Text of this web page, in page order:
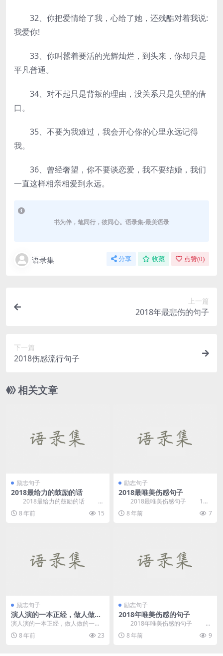
32、你把爱情给了我，心给了她，还残酷对着我说:
我爱你!
33、你叫嚣着要活的光辉灿烂，到头来，你却只是
平凡普通。
34、对不起只是背叛的理由，没关系只是失望的借
口。
35、不要为我难过，我会开心你的心里永远记得
我。
36、曾经奢望，你不要谈恋爱，我不要结婚，我们
一直这样相亲相爱到永远。
书为伴，笔同行，彼同心。语录集-最美语录
语录集 分享 收藏 点赞(0)
上一篇
2018年最悲伤的句子
下一篇
2018伤感流行句子
相关文章
励志句子
2018最给力的鼓励的话
2018最给力的鼓励的话
1、不要指望谁陪你一辈子，没光的
时候连影子都会...
8 年前 15
励志句子
2018最唯美伤感句子
2018最唯美伤感句子 1、
不要拿过去的记忆，来折磨现在的
自己。 2...
8 年前 7
励志句子
演人演的一本正经，做人做的
一塌糊涂——《原创句子》
演人演的一本正经，做人做的一塌
糊涂
8 年前 23
励志句子
2018年唯美伤感的句子
2018年唯美伤感的句子
1、最怕老友淡了联系，谁知老友已
换了语气。 ...
8 年前 9